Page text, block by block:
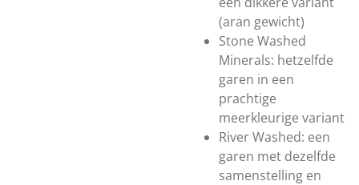
(aran gewicht)
Stone Washed
Minerals: hetzelfde
garen in een
prachtige
meerkleurige variant
River Washed: een
garen met dezelfde
samenstelling en